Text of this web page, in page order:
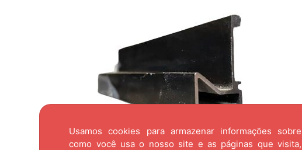
Usamos cookies para armazenar informações sobre
como você usa o nosso site e as páginas que visita,